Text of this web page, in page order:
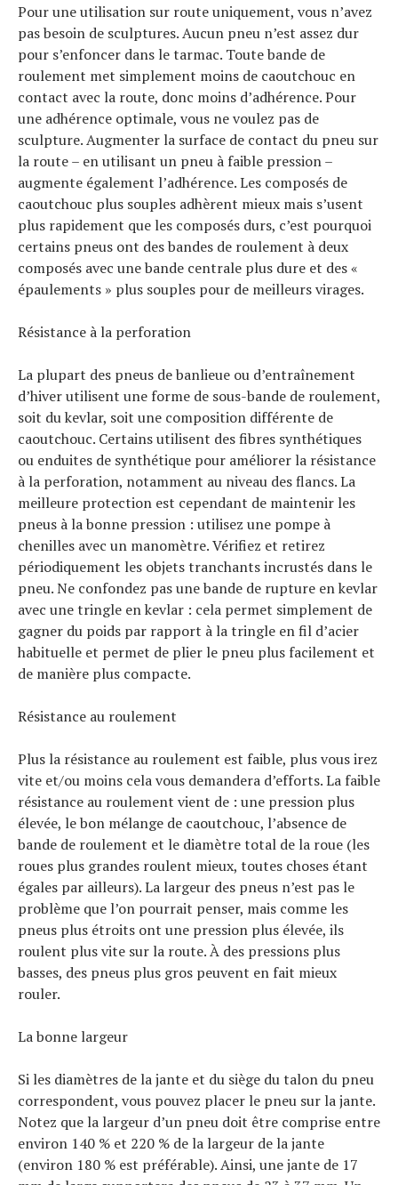
Pour une utilisation sur route uniquement, vous n’avez
pas besoin de sculptures. Aucun pneu n’est assez dur
pour s’enfoncer dans le tarmac. Toute bande de
roulement met simplement moins de caoutchouc en
contact avec la route, donc moins d’adhérence. Pour
une adhérence optimale, vous ne voulez pas de
sculpture. Augmenter la surface de contact du pneu sur
la route – en utilisant un pneu à faible pression –
augmente également l’adhérence. Les composés de
caoutchouc plus souples adhèrent mieux mais s’usent
plus rapidement que les composés durs, c’est pourquoi
certains pneus ont des bandes de roulement à deux
composés avec une bande centrale plus dure et des «
épaulements » plus souples pour de meilleurs virages.
Résistance à la perforation
La plupart des pneus de banlieue ou d’entraînement
d’hiver utilisent une forme de sous-bande de roulement,
soit du kevlar, soit une composition différente de
caoutchouc. Certains utilisent des fibres synthétiques
ou enduites de synthétique pour améliorer la résistance
à la perforation, notamment au niveau des flancs. La
meilleure protection est cependant de maintenir les
pneus à la bonne pression : utilisez une pompe à
chenilles avec un manomètre. Vérifiez et retirez
périodiquement les objets tranchants incrustés dans le
pneu. Ne confondez pas une bande de rupture en kevlar
avec une tringle en kevlar : cela permet simplement de
gagner du poids par rapport à la tringle en fil d’acier
habituelle et permet de plier le pneu plus facilement et
de manière plus compacte.
Résistance au roulement
Plus la résistance au roulement est faible, plus vous irez
vite et/ou moins cela vous demandera d’efforts. La faible
résistance au roulement vient de : une pression plus
élevée, le bon mélange de caoutchouc, l’absence de
bande de roulement et le diamètre total de la roue (les
roues plus grandes roulent mieux, toutes choses étant
égales par ailleurs). La largeur des pneus n’est pas le
problème que l’on pourrait penser, mais comme les
pneus plus étroits ont une pression plus élevée, ils
roulent plus vite sur la route. À des pressions plus
basses, des pneus plus gros peuvent en fait mieux
rouler.
La bonne largeur
Si les diamètres de la jante et du siège du talon du pneu
correspondent, vous pouvez placer le pneu sur la jante.
Notez que la largeur d’un pneu doit être comprise entre
environ 140 % et 220 % de la largeur de la jante
(environ 180 % est préférable). Ainsi, une jante de 17